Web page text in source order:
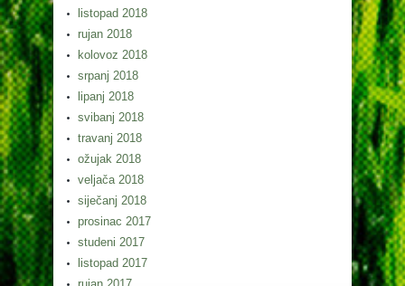
listopad 2018
rujan 2018
kolovoz 2018
srpanj 2018
lipanj 2018
svibanj 2018
travanj 2018
ožujak 2018
veljača 2018
siječanj 2018
prosinac 2017
studeni 2017
listopad 2017